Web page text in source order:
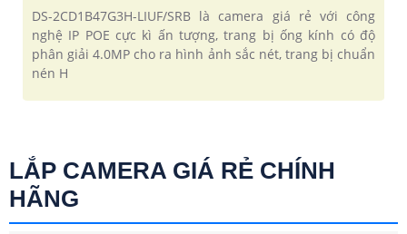
DS-2CD1B47G3H-LIUF/SRB là camera giá rẻ với công
nghệ IP POE cực kì ấn tượng, trang bị ống kính có độ
phân giải 4.0MP cho ra hình ảnh sắc nét, trang bị chuẩn
nén H
LẮP CAMERA GIÁ RẺ CHÍNH
HÃNG